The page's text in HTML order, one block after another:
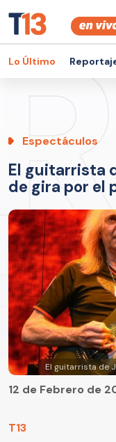
Lo Último
Espectáculos
El guitarrista
de gira por el
El guitarrista de
T13
12 de Febrero de